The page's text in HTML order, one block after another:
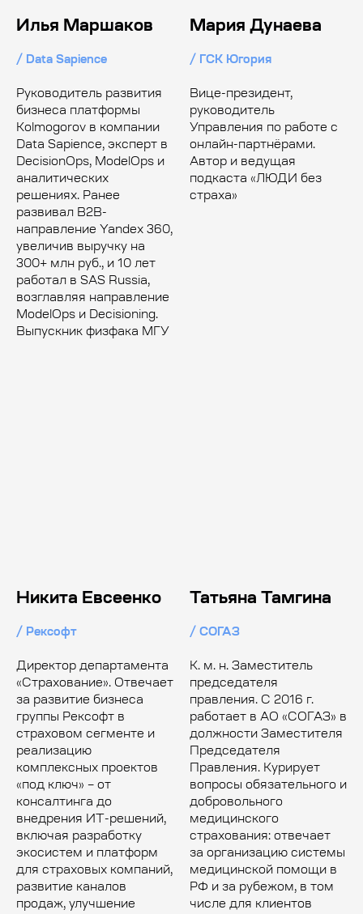
Илья Маршаков
/ Data Sapience
Руководитель развития
бизнеса платформы
Kolmogorov в компании
Data Sapience, эксперт в
DecisionOps, ModelOps и
аналитических
решениях. Ранее
развивал B2B-
направление Yandex 360,
увеличив выручку на
300+ млн руб., и 10 лет
работал в SAS Russia,
возглавляя направление
ModelOps и Decisioning.
Выпускник физфака МГУ
Мария Дунаева
/ ГСК Югория
Вице-президент,
руководитель
Управления по работе с
онлайн-партнёрами.
Автор и ведущая
подкаста «ЛЮДИ без
страха»
Никита Евсеенко
/ Рексофт
Директор департамента
«Страхование». Отвечает
за развитие бизнеса
группы Рексофт в
страховом сегменте и
реализацию
комплексных проектов
«под ключ» – от
консалтинга до
внедрения ИТ-решений,
включая разработку
экосистем и платформ
для страховых компаний,
развитие каналов
продаж, улучшение
Татьяна Тамгина
/ СОГАЗ
К. м. н. Заместитель
председателя
правления. С 2016 г.
работает в АО «СОГАЗ» в
должности Заместителя
Председателя
Правления. Курирует
вопросы обязательного и
добровольного
медицинского
страхования: отвечает
за организацию системы
медицинской помощи в
РФ и за рубежом, в том
числе для клиентов